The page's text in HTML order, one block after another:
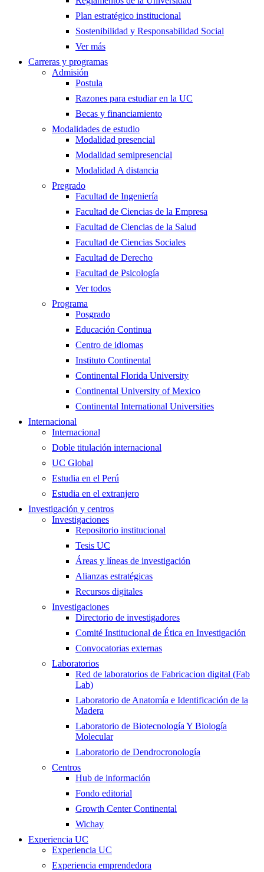
Plan estratégico institucional
Sostenibilidad y Responsabilidad Social
Ver más
Carreras y programas
Admisión
Postula
Razones para estudiar en la UC
Becas y financiamiento
Modalidades de estudio
Modalidad presencial
Modalidad semipresencial
Modalidad A distancia
Pregrado
Facultad de Ingeniería
Facultad de Ciencias de la Empresa
Facultad de Ciencias de la Salud
Facultad de Ciencias Sociales
Facultad de Derecho
Facultad de Psicología
Ver todos
Programa
Posgrado
Educación Continua
Centro de idiomas
Instituto Continental
Continental Florida University
Continental University of Mexico
Continental International Universities
Internacional
Internacional
Doble titulación internacional
UC Global
Estudia en el Perú
Estudia en el extranjero
Investigación y centros
Investigaciones
Repositorio institucional
Tesis UC
Áreas y líneas de investigación
Alianzas estratégicas
Recursos digitales
Investigaciones
Directorio de investigadores
Comité Institucional de Ética en Investigación
Convocatorias externas
Laboratorios
Red de laboratorios de Fabricacion digital (Fab
Lab)
Laboratorio de Anatomía e Identificación de la
Madera
Laboratorio de Biotecnología Y Biología
Molecular
Laboratorio de Dendrocronología
Centros
Hub de información
Fondo editorial
Growth Center Continental
Wichay
Experiencia UC
Experiencia UC
Experiencia emprendedora